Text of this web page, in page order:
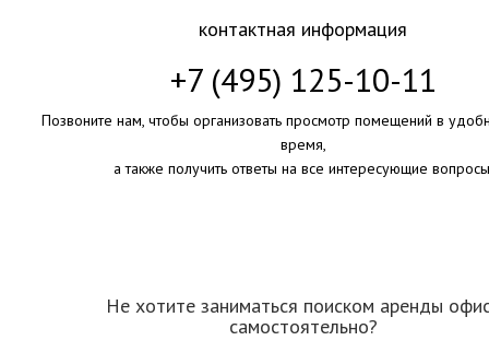
контактная информация
+7 (495) 125-10-11
Позвоните нам, чтобы организовать просмотр помещений в
время,
а также получить ответы на все интересующие
Не хотите заниматься поиском аренды
самостоятельно?